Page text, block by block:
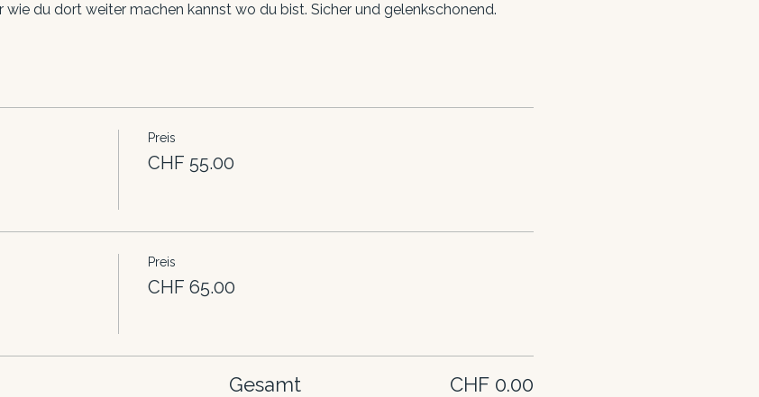
wie du dort weiter machen kannst wo du bist. Sicher und gelenkschonend.
Preis
CHF 55.00
Preis
CHF 65.00
Gesamt CHF 0.00